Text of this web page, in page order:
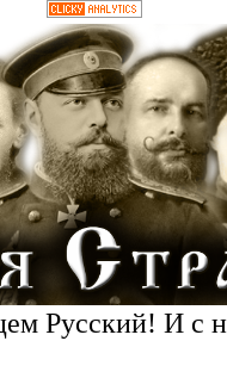
Русский! И с